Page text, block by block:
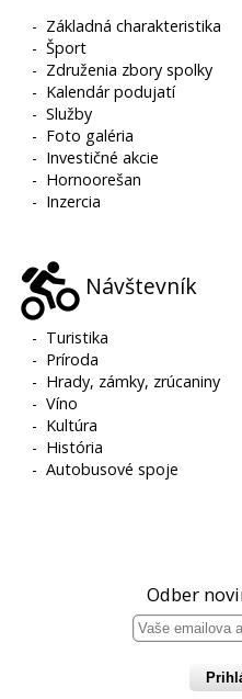
- Základná charakteristika
-Šport
- Združenia zbory spolky
- Kalendár podujatí
-Služby
- Foto galéria
- Investičné akcie
- Hornoorešan
- Inzercia
Návštevník
- Turistika
- Príroda
- Hrady, zámky, zrúcaniny
-Víno
- Kultúra
- História
-Autobusové spoje
Odber